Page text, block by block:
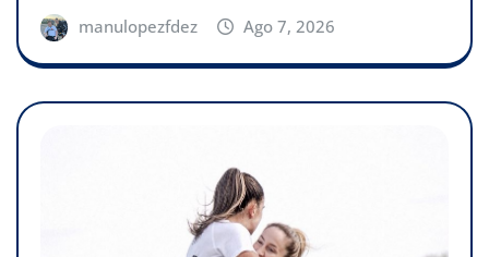
manulopezfdez Ago 7, 2026